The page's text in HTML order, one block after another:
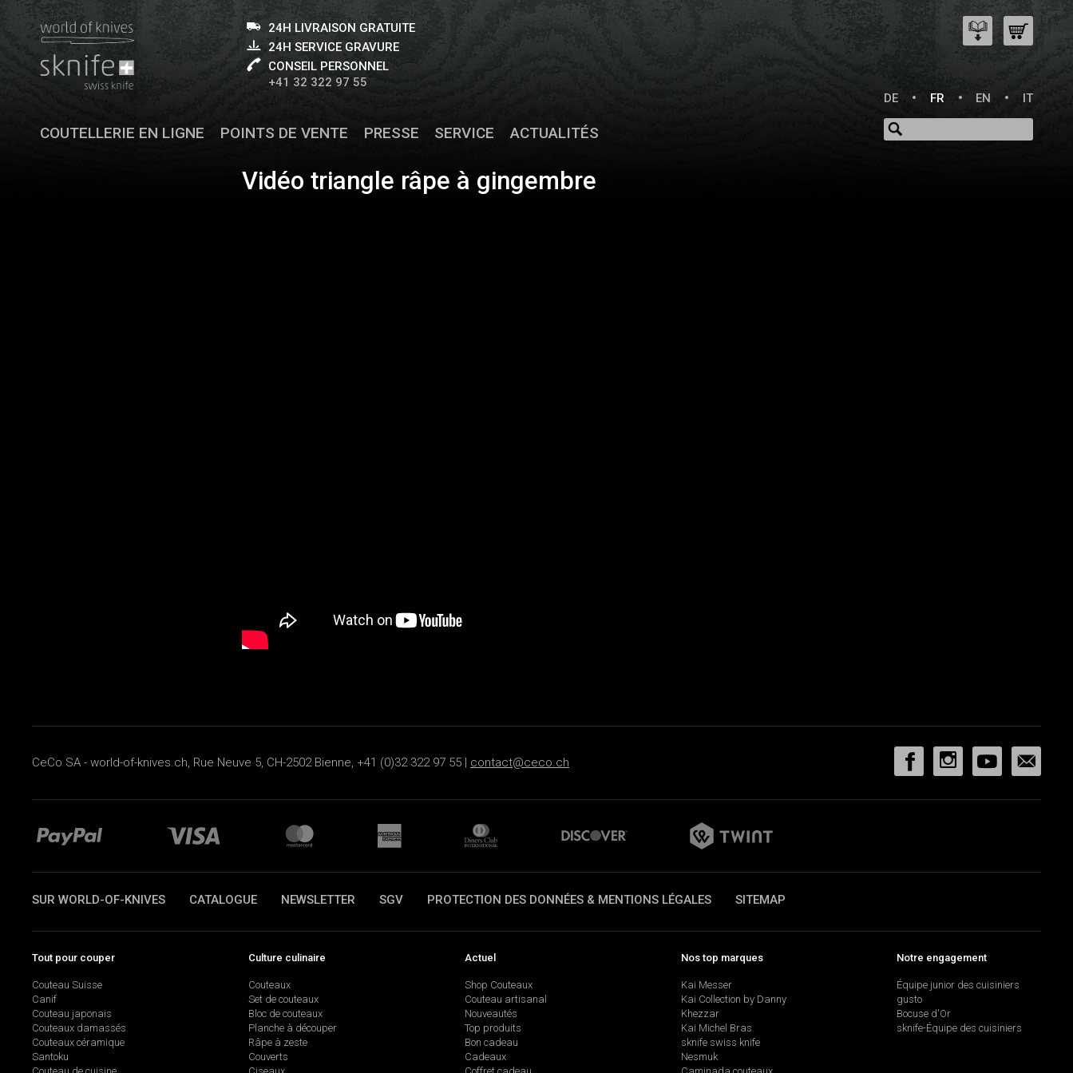
24H LIVRAISON GRATUITE
24H SERVICE GRAVURE
CONSEIL PERSONNEL
+41 32 322 97 55
DE
FR EN IT
COUTELLERIE EN LIGNE POINTS DE VENTE PRESSE SERVICE ACTUALITÉS
Vidéo triangle râpe à gingembre
CeCo SA - world-of-knives.ch, Rue Neuve 5, CH-2502 Bienne, +41 (0)32 322 97 55 | contact@ceco.ch
SUR WORLD-OF-KNIVES CATALOGUE NEWSLETTER SGV PROTECTION DES DONNÉES & MENTIONS LÉGALES SITEMAP
Tout pour couper
Couteau Suisse
Canif
Couteau japonais
Couteaux damassés
Couteaux céramique
Santoku
Culture culinaire
Couteaux
Set de couteaux
Bloc de couteaux
Planche à découper
Râpe à zeste
Couverts
Actuel
Shop Couteaux
Couteau artisanal
Nouveautés
Top produits
Bon cadeau
Cadeaux
Nos top marques
Kai Messer
Kai Collection by Danny
Khezzar
Kai Michel Bras
sknife swiss knife
Nesmuk
Notre engagement
Équipe junior des cuisiniers
gusto
Bocuse d'Or
sknife-Équipe des cuisiniers